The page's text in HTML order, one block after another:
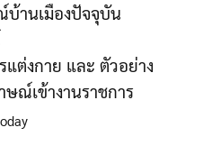
บ้านเมืองปัจจุบัน
แต่งกาย และ ตัวอย่าง
ณ์เข้างานราชการ